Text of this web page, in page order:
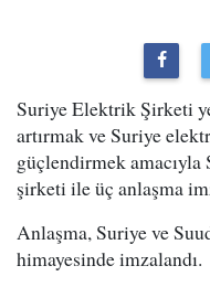
Suriye Elektrik Şirketi
artırmak ve Suriye
güçlendirmek
şirketi ile üç anlaşma
Anlaşma, Suriye ve
himayesinde imzalandı.